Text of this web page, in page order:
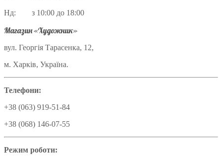
Нд: з 10:00 до 18:00
Магазин «Художник»
вул. Георгія Тарасенка, 12,
м. Харків, Україна.
Телефони:
+38 (063) 919-51-84
+38 (068) 146-07-55
Режим роботи: